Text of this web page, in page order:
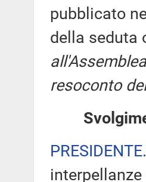
pubblicato
della seduta
resoconto
PRESIDENTE